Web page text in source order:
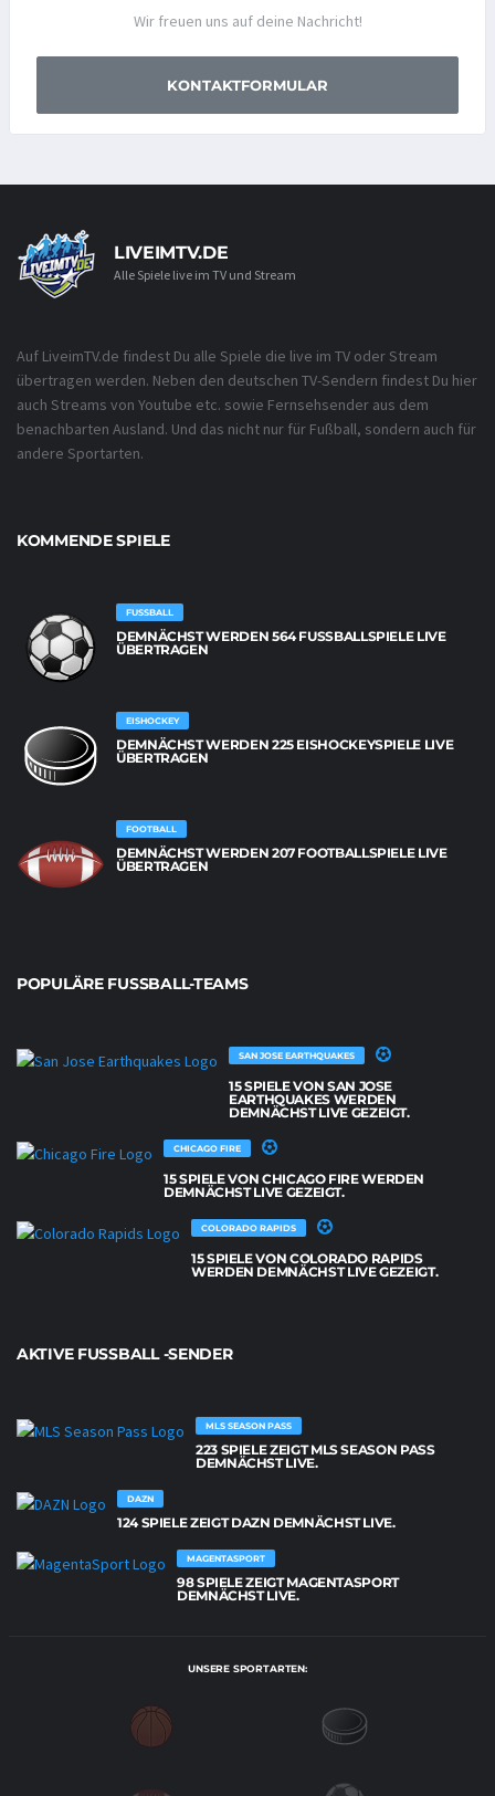
Wir freuen uns auf deine Nachricht!
KONTAKTFORMULAR
LIVEIMTV.DE
Alle Spiele live im TV und Stream
Auf LiveimTV.de findest Du alle Spiele die live im TV oder Stream
übertragen werden. Neben den deutschen TV-Sendern findest Du hier
auch Streams von Youtube etc. sowie Fernsehsender aus dem
benachbarten Ausland. Und das nicht nur für Fußball, sondern auch für
andere Sportarten.
KOMMENDE SPIELE
FUSSBALL
DEMNÄCHST WERDEN 564 FUSSBALLSPIELE LIVE Ü
BERTRAGEN
EISHOCKEY
DEMNÄCHST WERDEN 225 EISHOCKEYSPIELE LIVE
ÜBERTRAGEN
FOOTBALL
DEMNÄCHST WERDEN 207 FOOTBALLSPIELE LIVE
ÜBERTRAGEN
POPULÄRE FUSSBALL-TEAMS
SAN JOSE EARTHQUAKES
15 SPIELE VON SAN JOSE
EARTHQUAKES WERDEN
DEMNÄCHST LIVE GEZEIGT.
CHICAGO FIRE
15 SPIELE VON CHICAGO FIRE WERDEN
DEMNÄCHST LIVE GEZEIGT.
COLORADO RAPIDS
15 SPIELE VON COLORADO RAPIDS
WERDEN DEMNÄCHST LIVE GEZEIGT.
AKTIVE FUSSBALL -SENDER
MLS SEASON PASS
223 SPIELE ZEIGT MLS SEASON PASS
DEMNÄCHST LIVE.
DAZN
124 SPIELE ZEIGT DAZN DEMNÄCHST LIVE.
MAGENTASPORT
98 SPIELE ZEIGT MAGENTASPORT
DEMNÄCHST LIVE.
UNSERE SPORTARTEN: